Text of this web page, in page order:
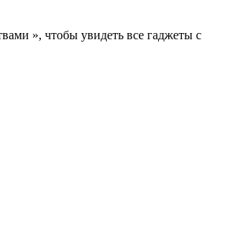
», чтобы увидеть все гаджеты с